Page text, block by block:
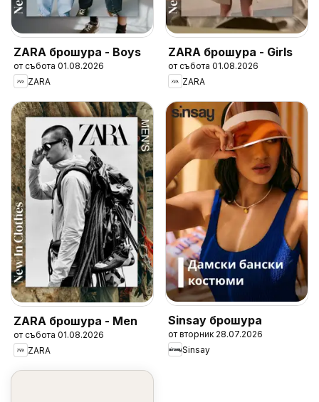
ZARA брошура - Boys
от събота 01.08.2026
ZARA
ZARA брошура - Girls
от събота 01.08.2026
ZARA
ZARA брошура - Men
от събота 01.08.2026
ZARA
Sinsay брошура
от вторник 28.07.2026
Sinsay